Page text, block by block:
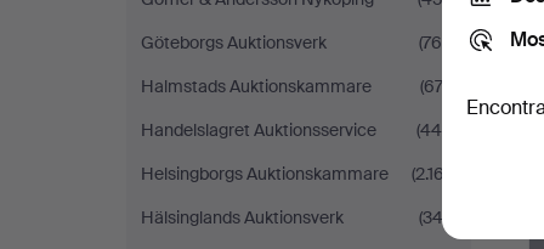
Göteborgs Auktionsverk
(769)
Halmstads Auktionskammare
(674)
Handelslagret Auktionsservice
(448)
Helsingborgs Auktionskammare
(2.167)
Hälsinglands Auktionsverk
(343)